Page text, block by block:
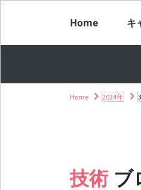
Home キ
Home 2024年
技術 ブ